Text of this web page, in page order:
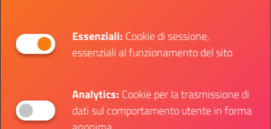
Queste mancanze provocano a catena una serie di
conseguenze come il pericolo per la sicurezza
Se l’obiettivo 6 dell’Agenda non sarà raggiunto,
Essenziali:Cookie di sessione,
essenziali al funzionamento del sito
Analytics:Cookie per la trasmissione di
dati sul comportamento utente in forma